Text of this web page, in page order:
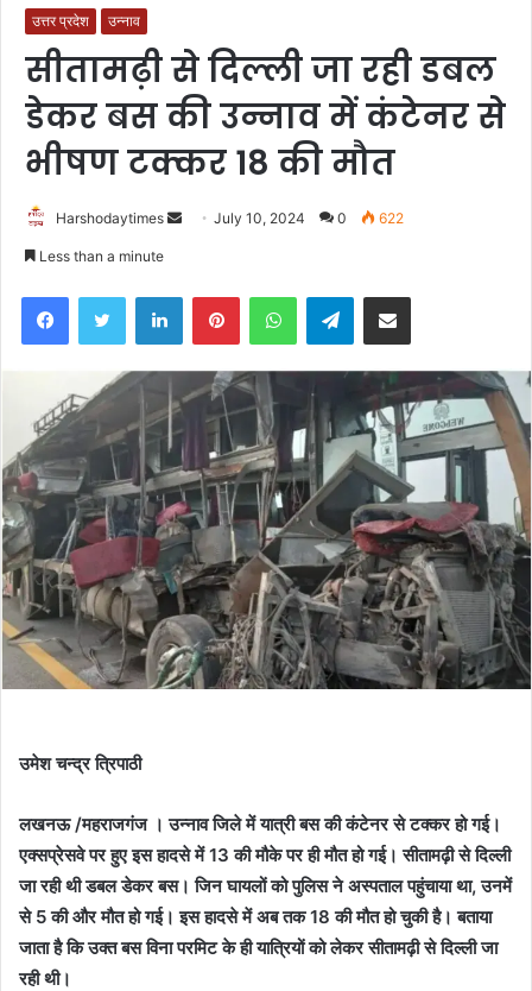
उत्तर प्रदेश उन्नाव
सीतामढ़ी से दिल्ली जा रही डबल
डेकर बस की उन्नाव में कंटेनर से
भीषण टक्कर 18 की मौत
Harshodaytimes
SendJuly 10, 2024 0 622
Less than a minute
FacebookTwitter LinkedInPinterestWhatsAppTelegramShare via Email
उमेश चन्द्र त्रिपाठी
लखनऊ /महराजगंज । उन्नाव जिले में यात्री बस की कंटेनर से टक्कर हो गई।
एक्सप्रेसवे पर हुए इस हादसे में 13 की मौके पर ही मौत हो गई। सीतामढ़ी से दिल्ली
जा रही थी डबल डेकर बस। जिन घायलों को पुलिस ने अस्पताल पहुंचाया था, उनमें
से 5 की और मौत हो गई। इस हादसे में अब तक 18 की मौत हो चुकी है। बताया
जाता है कि उक्त बस विना परमिट के ही यात्रियों को लेकर सीतामढ़ी से दिल्ली जा
रही थी।